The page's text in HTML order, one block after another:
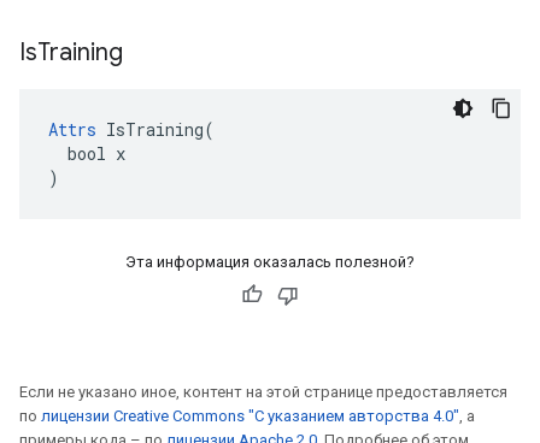
IsTraining
Attrs IsTraining(
  bool x
)
Эта информация оказалась полезной?
Если не указано иное, контент на этой странице предоставляется
по лицензии Creative Commons "С указанием авторства 4.0", а